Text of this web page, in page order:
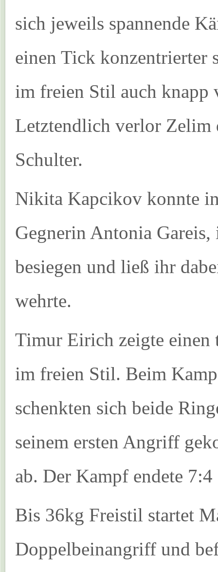
sich jeweils spannende
einen Tick konzentrierter
im freien Stil auch knapp
Letztendlich verlor Zelim
Schulter.
Nikita Kapcikov konnte
Gegnerin Antonia
besiegen und ließ ihr
wehrte.
Timur Eirich zeigte
im freien Stil. Beim
schenkten sich beide
seinem ersten Angriff
ab. Der Kampf endete
Bis 36kg Freistil startet
Doppelbeinangriff und